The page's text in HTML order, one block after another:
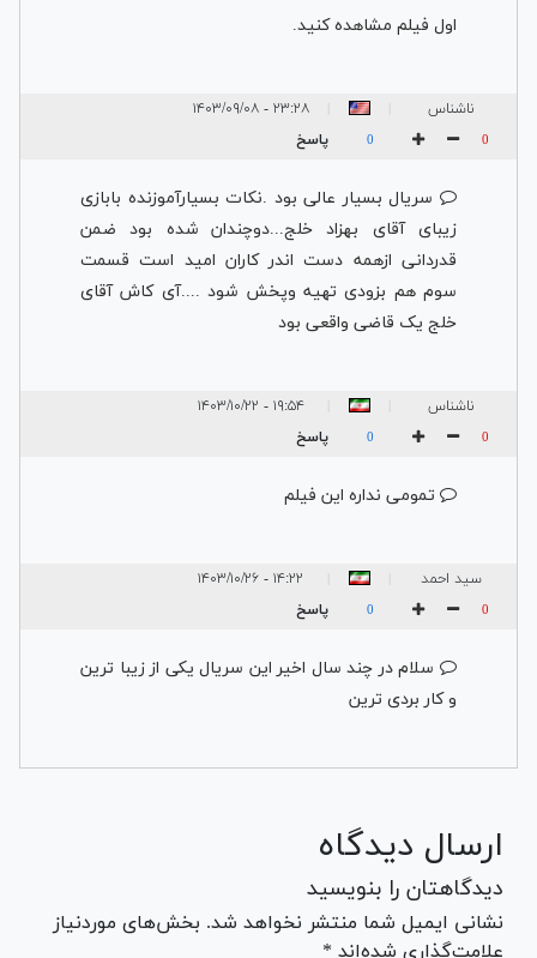
اول فیلم مشاهده کنید.
ناشناس ۲۳:۲۸ - ۱۴۰۳/۰۹/۰۸
0
0 پاسخ
سریال بسیار عالی بود .نکات بسیارآموزنده بابازی
زیبای آقای بهزاد خلج...دوچندان شده بود ضمن
قدردانی ازهمه دست اندر کاران امید است قسمت
سوم هم بزودی تهیه وپخش شود ....آی کاش آقای
خلج یک قاضی واقعی بود
ناشناس ۱۹:۵۴ - ۱۴۰۳/۱۰/۲۲
0
0 پاسخ
تمومی نداره این فیلم
سید احمد
دهقانی
۱۴:۲۲ - ۱۴۰۳/۱۰/۲۶
0
0 پاسخ
سلام در چند سال اخیر این سریال یکی از زیبا ترین
و کار بردی ترین
ارسال دیدگاه
دیدگاهتان را بنویسید
نشانی ایمیل شما منتشر نخواهد شد. بخش‌های موردنیاز
علامت‌گذاری شده‌اند *